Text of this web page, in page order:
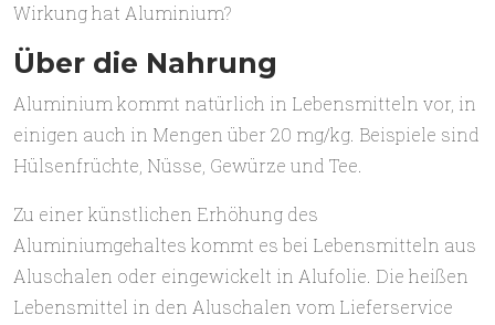
Wirkung hat Aluminium?
Über die Nahrung
Aluminium kommt natürlich in Lebensmitteln vor, in
einigen auch in Mengen über 20 mg/kg. Beispiele sind
Hülsenfrüchte, Nüsse, Gewürze und Tee.
Zu einer künstlichen Erhöhung des
Aluminiumgehaltes kommt es bei Lebensmitteln aus
Aluschalen oder eingewickelt in Alufolie. Die heißen
Lebensmittel in den Aluschalen vom Lieferservice